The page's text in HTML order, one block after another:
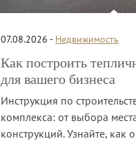
07.08.2026 - Недвижимость
Как построить
для вашего бизнеса
Инструкция по
комплекса: от выбора
конструкций. Узнайте, как